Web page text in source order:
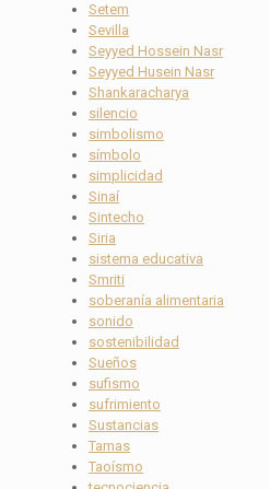
Setem
Sevilla
Seyyed Hossein Nasr
Seyyed Husein Nasr
Shankaracharya
silencio
simbolismo
símbolo
simplicidad
Sinaí
Sintecho
Siria
sistema educativa
Smriti
soberanía alimentaria
sonido
sostenibilidad
Sueños
sufismo
sufrimiento
Sustancias
Tamas
Taoísmo